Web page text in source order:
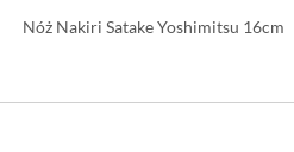
Nóż Nakiri Satake Yoshimitsu 16cm